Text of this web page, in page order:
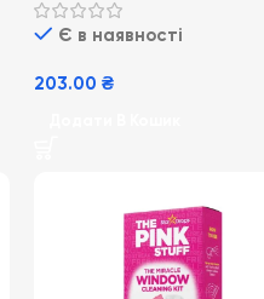
Є в наявності
203.00 ₴